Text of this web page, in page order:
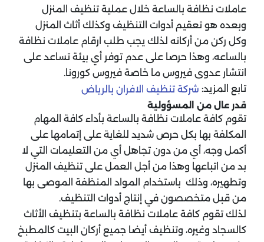
عاملات نظافة بالساعة خلال عملية تنظيف المنزل
وبعده هو تعقيم أدوات التنظيف وكذلك أثاث المنزل
وكل ركن من أركانه لذلك يجب طلب ارقام عاملات نظافة
بالساعه، وهذا حرصا على عدم توفر أي بيئة تساعد على
انتشار عدوى فيروس ما خاصة فيروس كورونا.
تابع المزيد: شركة تنظيف الافران بالرياض
قدر عال من المسؤولية
تقوم كافة عاملات نظافة بالساعة بأداء كافة المهام
المكلفة بها بكل حرص شديد للغاية على إتمامها على
أكمل وجه، أي من دون تجاهل أي من التعليمات التي لا
بد من اتباعها وهذا من أجل العمل على تنظيف المنزل
وتطهيره، وذلك باستخدام المواد المنظفة الموصى بها
من قبل متخصصون في إنتاج أدوات التنظيف.
لذلك تقوم كافة عاملات نظافة بالساعة بتنظيف الأثاث
كالسجاد وغيره، وتنظيف أيضا جميع أركان البيت كالمطبخ